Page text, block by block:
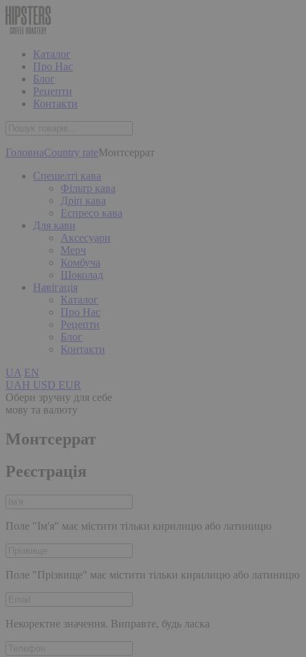
Каталог
Про Нас
Блог
Рецепти
Контакти
ГоловнаCountry rateМонтсеррат
Спешелті кава
Фільтр кава
Дріп кава
Еспресо кава
Для кави
Аксесуари
Мерч
Комбуча
Шоколад
Навігація
Каталог
Про Нас
Рецепти
Блог
Контакти
UA EN
UAH USD EUR
Обери зручну для себе
мову та валюту
Монтсеррат
Реєстрація
Поле "Ім'я" має містити тільки кирилицю або латиницю
Поле "Прізвище" має містити тільки кирилицю або латиницю
Некоректне значення. Виправте, будь ласка